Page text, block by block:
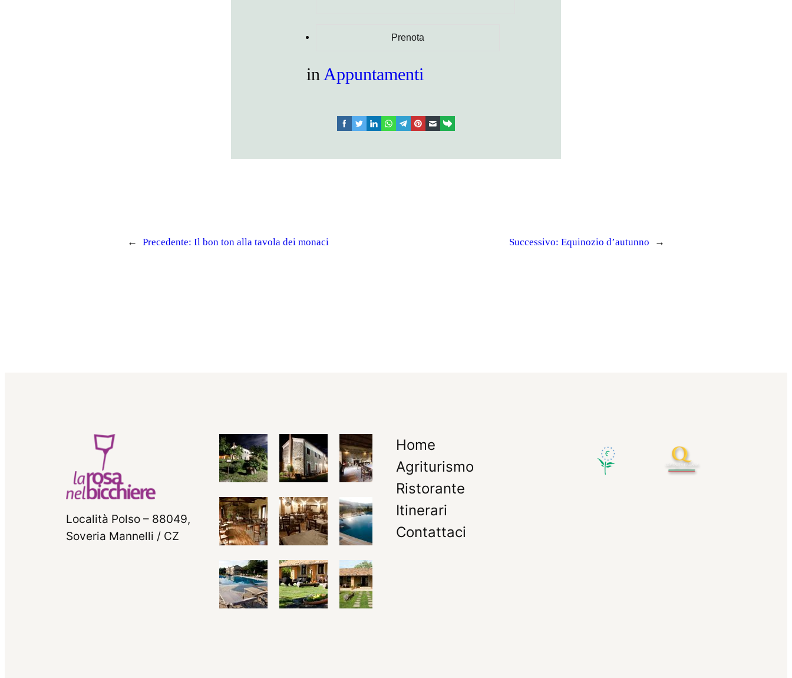
in Appuntamenti
facebooktwitterlinkedinwhatsapptelegram
pinterest email link
← Precedente: Il bon ton alla tavola dei monaci Successivo: Equinozio d’autunno →
Località Polso – 88049,
Soveria Mannelli / CZ
Home
Agriturismo
Ristorante
Itinerari
Contattaci